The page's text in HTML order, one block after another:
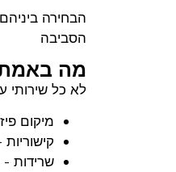
הסביבה
מה באמת
לא כל שירותי
מיקום
שרידות -